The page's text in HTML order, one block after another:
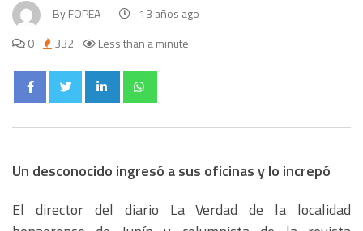
ByFOPEA
13 años ago
0
332 Less than a minute
Un desconocido ingresó a sus oficinas y lo increpó
El director del diario La Verdad de la localidad